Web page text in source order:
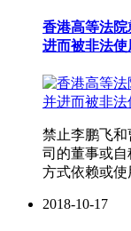
香港高等法
进而被非法
禁止李鹏飞
司的董事或
方式依赖或使
2018-10-17